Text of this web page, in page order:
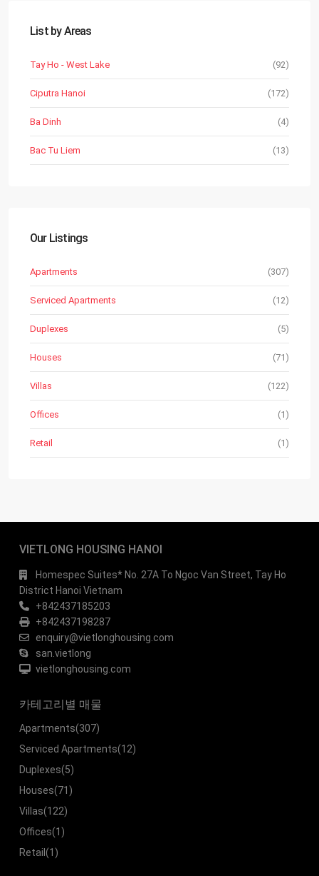
List by Areas
Tay Ho - West Lake (92)
Ciputra Hanoi (172)
Ba Dinh (4)
Bac Tu Liem (13)
Our Listings
Apartments (307)
Serviced Apartments (12)
Duplexes (5)
Houses (71)
Villas (122)
Offices (1)
Retail (1)
VIETLONG HOUSING HANOI
Homespec Suites* No. 27A To Ngoc Van Street, Tay Ho
District Hanoi Vietnam
+842437185203
+842437198287
enquiry@vietlonghousing.com
san.vietlong
vietlonghousing.com
카테고리별 매물
Apartments(307)
Serviced Apartments(12)
Duplexes(5)
Houses(71)
Villas(122)
Offices(1)
Retail (1)